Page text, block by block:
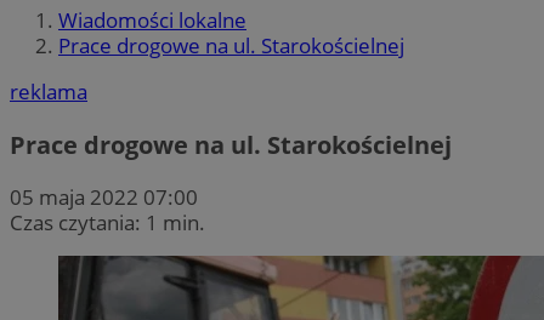
Wiadomości lokalne
Prace drogowe na ul. Starokościelnej
reklama
Prace drogowe na ul. Starokościelnej
05 maja 2022 07:00
Czas czytania: 1 min.